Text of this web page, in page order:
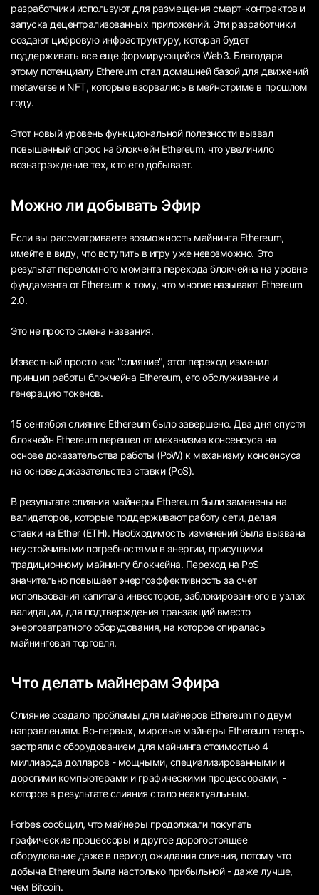
разработчики используют для размещения смарт-контрактов и
запуска децентрализованных приложений. Эти разработчики
создают цифровую инфраструктуру, которая будет
поддерживать все еще формирующийся Web3. Благодаря
этому потенциалу Ethereum стал домашней базой для движений
metaverse и NFT, которые взорвались в мейнстриме в прошлом
году.
Этот новый уровень функциональной полезности вызвал
повышенный спрос на блокчейн Ethereum, что увеличило
вознаграждение тех, кто его добывает.
Можно ли добывать Эфир
Если вы рассматриваете возможность майнинга Ethereum,
имейте в виду, что вступить в игру уже невозможно. Это
результат переломного момента перехода блокчейна на уровне
фундамента от Ethereum к тому, что многие называют Ethereum
2.0.
Это не просто смена названия.
Известный просто как "слияние", этот переход изменил
принцип работы блокчейна Ethereum, его обслуживание и
генерацию токенов.
15 сентября слияние Ethereum было завершено. Два дня спустя
блокчейн Ethereum перешел от механизма консенсуса на
основе доказательства работы (PoW) к механизму консенсуса
на основе доказательства ставки (PoS).
В результате слияния майнеры Ethereum были заменены на
валидаторов, которые поддерживают работу сети, делая
ставки на Ether (ETH). Необходимость изменений была вызвана
неустойчивыми потребностями в энергии, присущими
традиционному майнингу блокчейна. Переход на PoS
значительно повышает энергоэффективность за счет
использования капитала инвесторов, заблокированного в узлах
валидации, для подтверждения транзакций вместо
энергозатратного оборудования, на которое опиралась
майнинговая торговля.
Что делать майнерам Эфира
Слияние создало проблемы для майнеров Ethereum по двум
направлениям. Во-первых, мировые майнеры Ethereum теперь
застряли с оборудованием для майнинга стоимостью 4
миллиарда долларов - мощными, специализированными и
дорогими компьютерами и графическими процессорами, -
которое в результате слияния стало неактуальным.
Forbes сообщил, что майнеры продолжали покупать
графические процессоры и другое дорогостоящее
оборудование даже в период ожидания слияния, потому что
добыча Ethereum была настолько прибыльной - даже лучше,
чем Bitcoin.